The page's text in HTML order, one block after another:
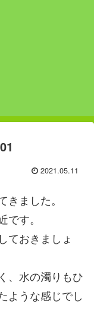
2021.05.11
ました。
す。
ておきましょ
、水の濁りもひ
ような感じでし